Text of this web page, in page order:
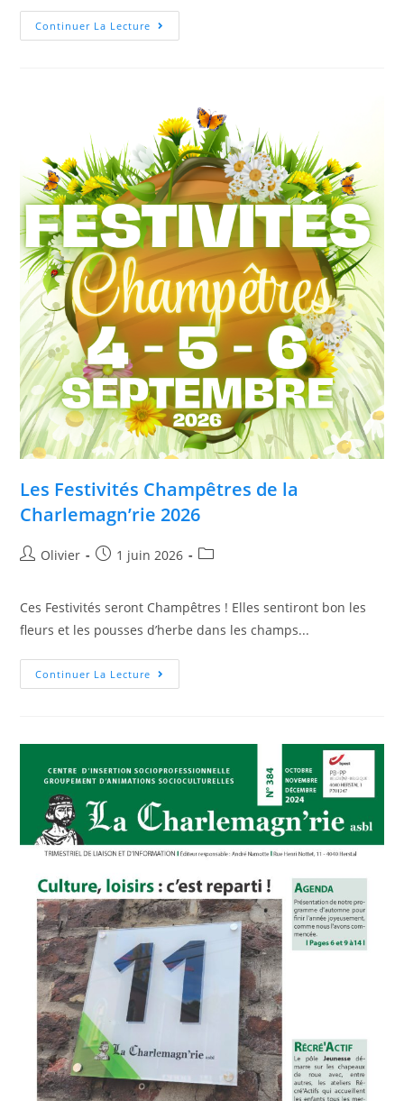
Continuer La Lecture
Les Festivités Champêtres de la
Charlemagn’rie 2026
Olivier 1 juin 2026
Ces Festivités seront Champêtres ! Elles sentiront bon les
fleurs et les pousses d’herbe dans les champs...
Continuer La Lecture